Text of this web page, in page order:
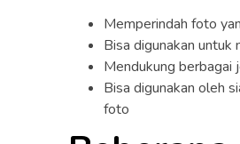
Memperindah foto
Bisa digunakan
Mendukung
Bisa digunakan oleh
foto